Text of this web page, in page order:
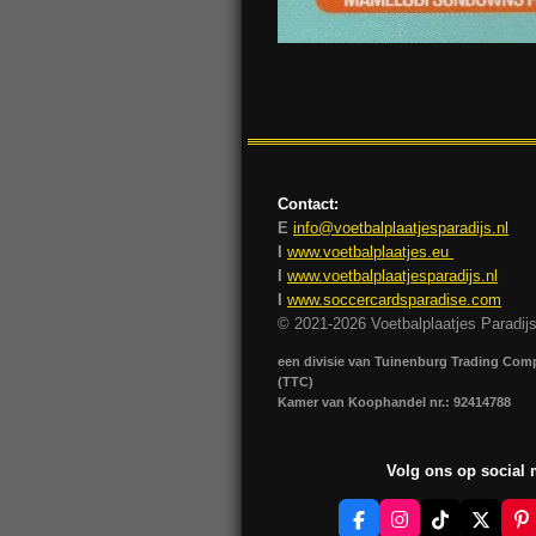
Contact:
E info@voetbalplaatjesparadijs.nl
I www.voetbalplaatjes.eu
I www.voetbalplaatjesparadijs.nl
I www.soccercardsparadise.com
© 2021-2026 Voetbalplaatjes Paradijs
een divisie van Tuinenburg Trading
(TTC)
Kamer van Koophandel nr.: 92414788
Volg ons op social
F
I
T
X
P